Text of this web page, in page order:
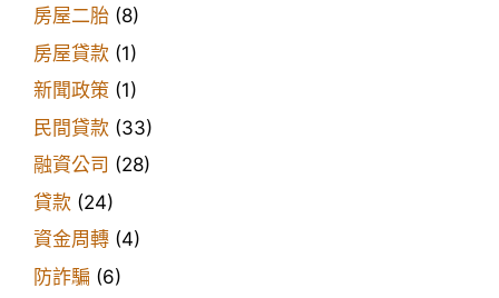
房屋二胎 (8)
房屋貸款 (1)
新聞政策 (1)
民間貸款 (33)
融資公司 (28)
貸款 (24)
資金周轉 (4)
防詐騙 (6)